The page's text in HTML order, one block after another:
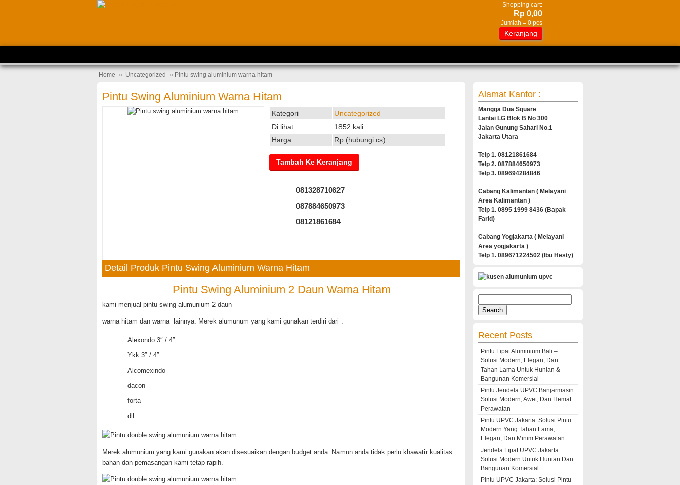
Shopping cart:
Rp 0,00
Jumlah = 0 pcs
Keranjang
Home » Uncategorized » Pintu swing aluminium warna hitam
Pintu Swing Aluminium Warna Hitam
Kategori
Uncategorized
Di lihat
1852 kali
Harga
Rp (hubungi cs)
081328710627
087884650973
08121861684
Detail Produk Pintu Swing Aluminium Warna Hitam
Pintu Swing Aluminium 2 Daun Warna Hitam
kami menjual pintu swing alumunium 2 daun
warna hitam dan warna lainnya. Merek alumunum yang kami gunakan terdiri dari :
Alexondo 3″ / 4″
Ykk 3″ / 4″
Alcomexindo
dacon
forta
dll
Merek alumunium yang kami gunakan akan disesuaikan dengan budget anda. Namun anda tidak perlu khawatir kualitas
bahan dan pemasangan kami tetap rapih.
Alamat Kantor :
Mangga Dua Square
Lantai LG Blok B No 300
Jalan Gunung Sahari No.1
Jakarta Utara
Telp 1. 08121861684
Telp 2. 087884650973
Telp 3. 089694284846
Cabang Kalimantan ( Melayani
Area Kalimantan )
Telp 1. 0895 1999 8436 (Bapak
Farid)
Cabang Yogjakarta ( Melayani
Area yogjakarta )
Telp 1. 089671224502 (Ibu Hesty)
for:
Recent Posts
Pintu Lipat Aluminium Bali –
Solusi Modern, Elegan, Dan
Tahan Lama Untuk Hunian &
Bangunan Komersial
Pintu Jendela UPVC Banjarmasin:
Solusi Modern, Awet, Dan Hemat
Perawatan
Pintu UPVC Jakarta: Solusi Pintu
Modern Yang Tahan Lama,
Elegan, Dan Minim Perawatan
Jendela Lipat UPVC Jakarta:
Solusi Modern Untuk Hunian Dan
Bangunan Komersial
Pintu UPVC Jakarta: Solusi Pintu